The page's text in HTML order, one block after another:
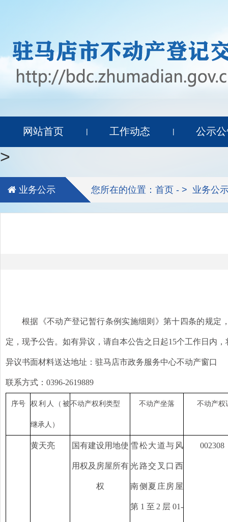
网站首页 | 工作动态 | 公示
>
业务公示 您所在的位置：首页 - > 业务公
根据《不动产登记暂行条例实施细则》第十四条的规定
定，现予公告。如有异议，请自本公告之日起15个工作日内
异议书面材料送达地址：驻马店市政务服务中心不动产窗口
联系方式： 0396-2619889
序号 权利人（被
继承人）
不动产权利类型 不动产坐落 不动产权
黄天亮 国有建设用地使
用权及房屋所有
权
雪松大道与风
光路交叉口西
南侧夏庄房屋
第 1至2层01-
002308